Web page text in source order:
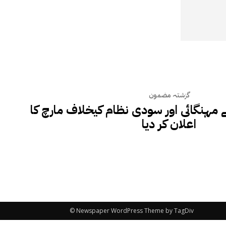
گزشتہ مضمون
اور سودی نظام کیخلاف مارچ کا
اعلان کر دیا
© Newspaper WordPress Theme by TagDiv